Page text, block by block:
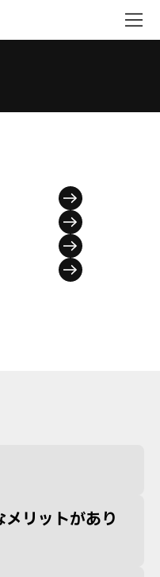
リットがあり